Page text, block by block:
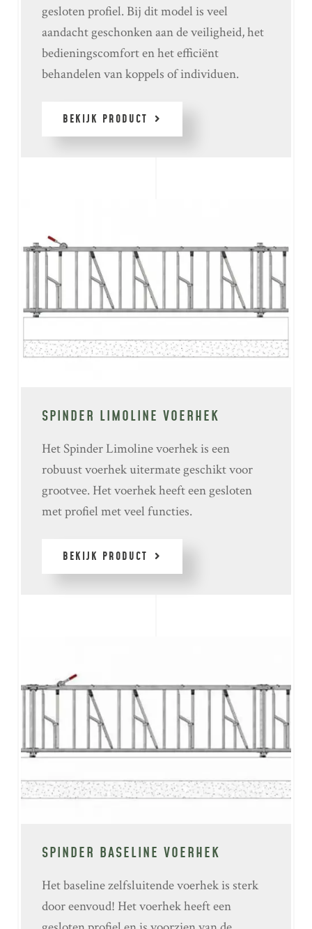
gesloten profiel. Bij dit model is veel
aandacht geschonken aan de veiligheid, het
bedieningscomfort en het efficiënt
behandelen van koppels of individuen.
BEKIJK PRODUCT
SPINDER LIMOLINE VOERHEK
Het Spinder Limoline voerhek is een
robuust voerhek uitermate geschikt voor
grootvee. Het voerhek heeft een gesloten
met profiel met veel functies.
BEKIJK PRODUCT
SPINDER BASELINE VOERHEK
Het baseline zelfsluitende voerhek is sterk
door eenvoud! Het voerhek heeft een